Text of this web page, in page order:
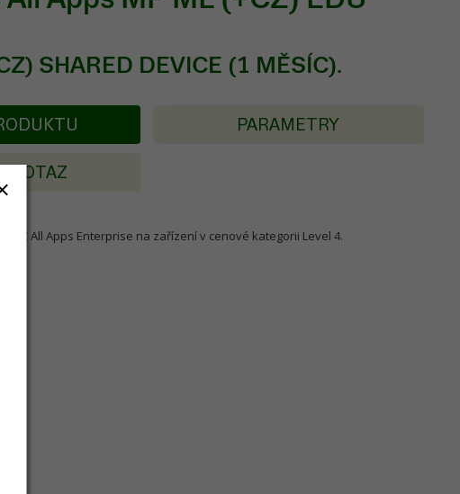
SHARED DEVICE (1 MĚSÍC).
PARAMETRY
DOTAZ
CC All Apps Enterprise na zařízení v cenové kategorii Level 4.